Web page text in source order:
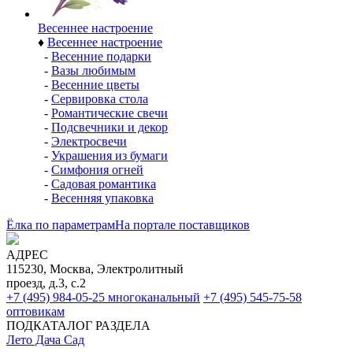
Весеннее настроение
♦ Весеннее настроение
- Весенние подарки
- Вазы любимым
- Весенние цветы
- Сервировка стола
- Романтические свечи
- Подсвечники и декор
- Электросвечи
- Украшения из бумаги
- Симфония огней
- Садовая романтика
- Весенняя упаковка
Ёлка по параметрамНа портале поставщиков
АДРЕС
115230, Москва, Электролитный
проезд, д.3, с.2
+7 (495) 984-05-25 многоканальный +7 (495) 545-75-58
оптовикам
ПОДКАТАЛОГ РАЗДЕЛА
Лето Дача Сад